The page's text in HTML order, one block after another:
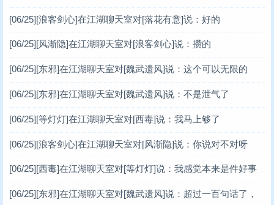
[06/25][浪客剑心]在江湖聊天室对[落花有意]说：好的
[06/25][风渐隐]在江湖聊天室对[浪客剑心]说：攒的
[06/25][东邪]在江湖聊天室对[魏武遗风]说：这个可以无限的
[06/25][东邪]在江湖聊天室对[魏武遗风]说：不是泄气了
[06/25][等灯灯]在江湖聊天室对[西毒]说：我马上够了
[06/25][浪客剑心]在江湖聊天室对[风渐隐]说：你说对不对呀
[06/25][西毒]在江湖聊天室对[等灯灯]说：我感觉本来是件好事
[06/25][东邪]在江湖聊天室对[魏武遗风]说：超过一百句话了，